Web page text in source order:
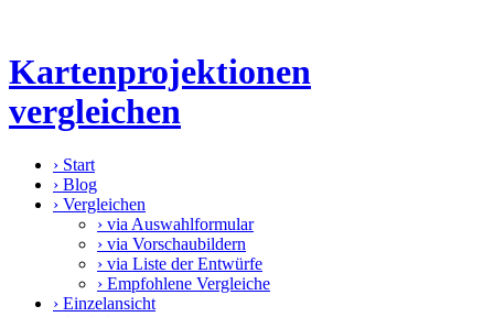
Kartenprojektionen
vergleichen
› Start
› Blog
› Vergleichen
› via Auswahlformular
› via Vorschaubildern
› via Liste der Entwürfe
› Empfohlene Vergleiche
› Einzelansicht